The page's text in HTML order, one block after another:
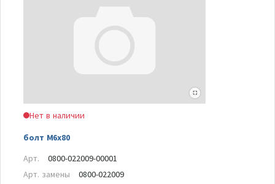
Нет в наличии
болт M6x80
Арт.
0800-022009-00001
Арт. замены
0800-022009